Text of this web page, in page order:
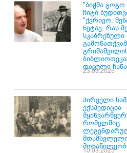
"ბიჭმა გოგო
ჩიტი
"ქვრივო,
ნეტავ, რას
სკაბრეზული
დაცული
23.03.2025
პირველი
ექსპედიცია
რომელშიც
10.03.2025